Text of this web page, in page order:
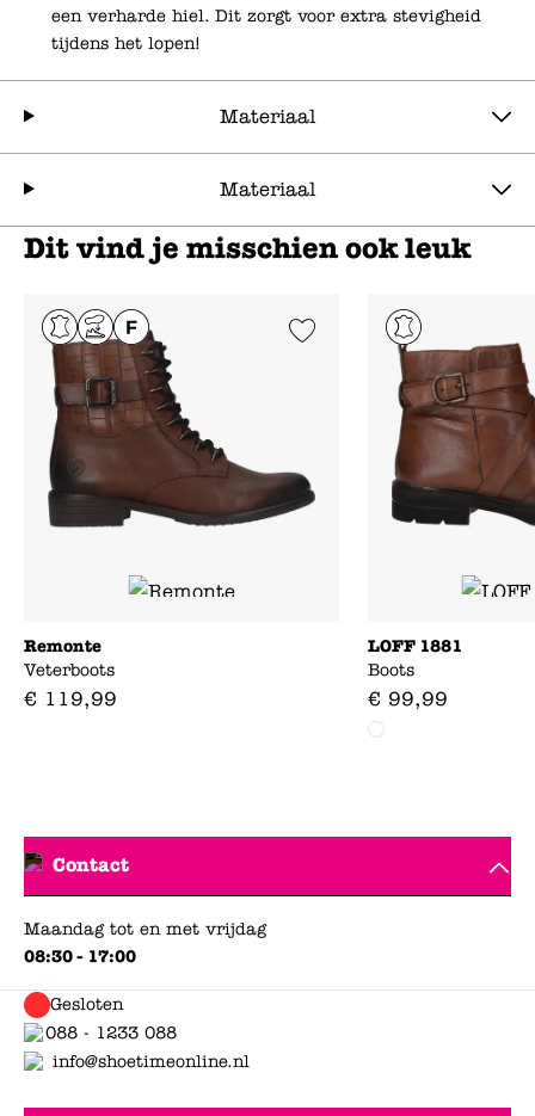
een verharde hiel. Dit zorgt voor extra stevigheid
tijdens het lopen!
Materiaal
Materiaal
Dit vind je misschien ook leuk
Add to Wishlist
Remonte
Veterboots
€ 119,99
LOFF 1881
Boots
€ 99,99
Contact
Maandag tot en met vrijdag
08:30 - 17:00
Gesloten
088 - 1233 088
info@shoetimeonline.nl